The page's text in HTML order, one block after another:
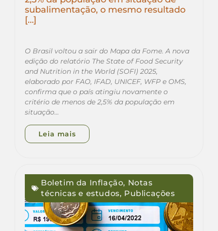
subalimentação, o mesmo resultado
[…]
O Brasil voltou a sair do Mapa da Fome. A nova
edição do relatório The State of Food Security
and Nutrition in the World (SOFI) 2025,
elaborado por FAO, IFAD, UNICEF, WFP e OMS,
confirma que o país atingiu novamente o
critério de menos de 2,5% da população em
situação…
Leia mais
Boletim da Inflação, Notas
técnicas e estudos, Publicações